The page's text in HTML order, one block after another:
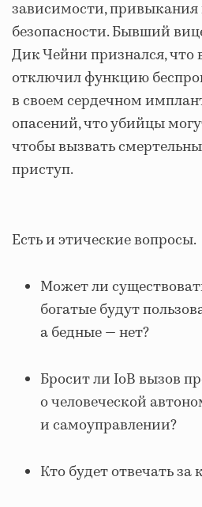
зависимости,
безопасности. Бывший
Дик Чейни признался, что
отключил функцию
в своем сердечном
опасений, что убийцы
чтобы вызвать
приступ.
Есть и этические вопросы.
Может ли
богатые будут
а бедные — нет?
Бросит ли IoB вызов
о человеческой
и самоуправлении?
Кто будет отвечать за